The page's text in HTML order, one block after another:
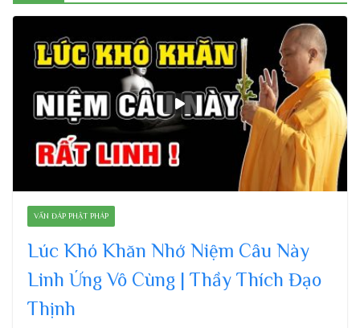
VẤN ĐÁP PHẬT PHÁP
Lúc Khó Khăn Nhớ Niệm Câu Này
Linh Ứng Vô Cùng | Thầy Thích Đạo
Thịnh